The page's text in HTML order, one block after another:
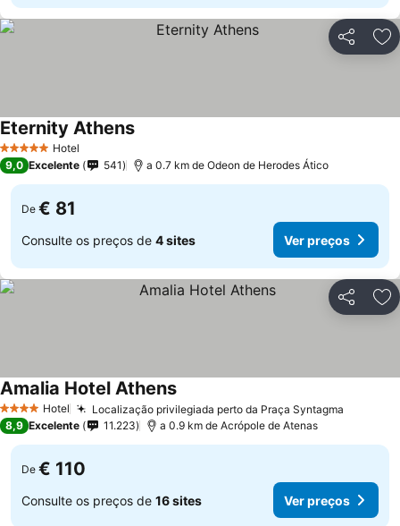
Partilhar
5 Estrelas Hotel
Eternity Athens
9,0 Excelente 541 a 0.7 km de Odeon de Herodes Ático
De € 81
Consulte os preços de 4 sites Ver preços
Partilhar
4 EstrelasHotel Localização privilegiada perto da Praça Syntagma
Amalia Hotel Athens
8,9 Excelente 11.223 a 0.9 km de Acrópole de Atenas
De € 110
Consulte os preços de 16 sites Ver preços